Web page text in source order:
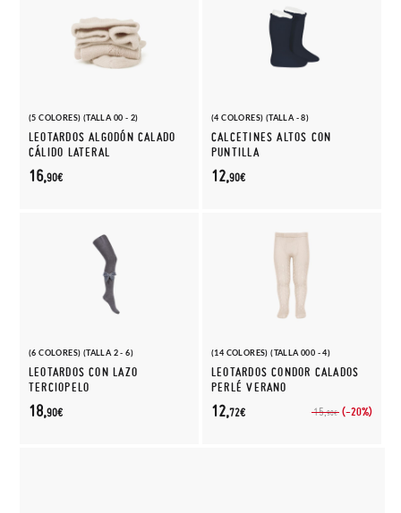
(5 COLORES) (TALLA 00 - 2)
LEOTARDOS ALGODÓN CALADO
CÁLIDO LATERAL
16,90€
(4 COLORES) (TALLA - 8)
CALCETINES ALTOS CON
PUNTILLA
12,90€
(6 COLORES) (TALLA 2 - 6)
LEOTARDOS CON LAZO
TERCIOPELO
18,90€
(14 COLORES) (TALLA 000 - 4)
LEOTARDOS CONDOR CALADOS
PERLÉ VERANO
15,90€ (-20%)
12,72€